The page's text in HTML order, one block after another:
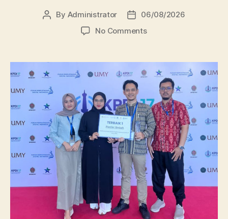
Post
By Administrator
Post
date
06/08/2026
No Commentson
Raih
Juara
Lomba
Poster
Ilmiah
Nasional
di
KPDI
XVII